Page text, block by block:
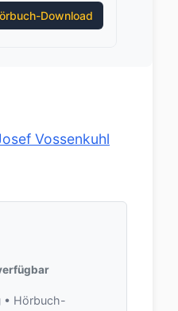
Download
Vossenkuhl
• Hörbuch-